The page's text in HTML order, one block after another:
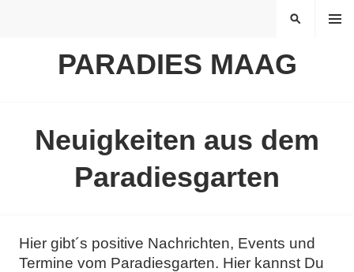
PARADIES MAAG
MENÜ
SUCHEN
Neuigkeiten aus dem
Paradiesgarten
Hier gibt´s positive Nachrichten, Events und
Termine vom Paradiesgarten. Hier kannst Du